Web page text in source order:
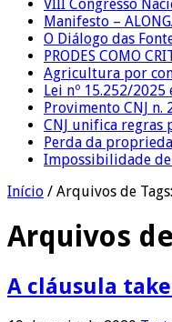
VIII Congresso
Manifesto –
O Diálogo das
PRODES COMO
Agricultura por
Lei nº 15.252/
Provimento CNJ
CNJ unifica regras
Perda da
Impossibilidade
Início / Arquivos de
Arquivos
A cláusula